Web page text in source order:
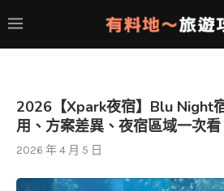
2026【Xpark夜宿】Blu Night
用、方案差異、夜宿區域一次看
2026 年 4 月 5 日